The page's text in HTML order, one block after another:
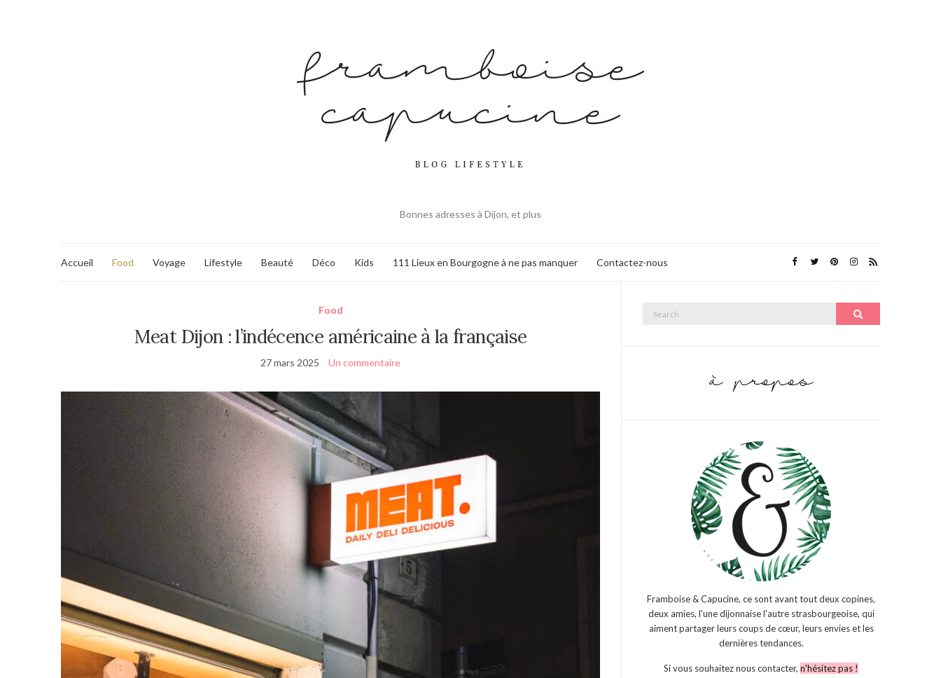
Bonnes adresses à Dijon, et plus
Accueil Food Voyage Lifestyle Beauté Déco Kids 111 Lieux en Bourgogne à ne pas manquer Contactez-nous
Food
Meat Dijon : l’indécence américaine à la française
27 mars 2025 Un commentaire
Search
Framboise & Capucine, ce sont avant tout deux copines,
deux amies, l'une dijonnaise l'autre strasbourgeoise, qui
aiment partager leurs coups de cœur, leurs envies et les
dernières tendances.
Si vous souhaitez nous contacter,n'hésitez pas !